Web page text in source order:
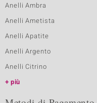
Anelli Ambra
Anelli Ametista
Anelli Apatite
Anelli Argento
Anelli Citrino
più